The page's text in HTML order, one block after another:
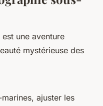
une aventure
mystérieuse des
ajuster les